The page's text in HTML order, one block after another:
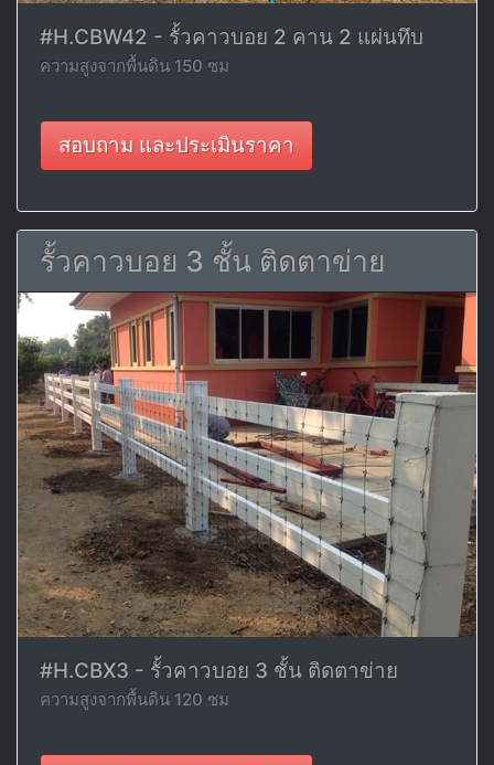
#H.CBW42 - รั้วคาวบอย 2 คาน 2 แผ่นทึบ
ความสูงจากพื้นดิน 150 ซม
สอบถาม และประเมินราคา
รั้วคาวบอย 3 ชั้น ติดตาข่าย
#H.CBX3 - รั้วคาวบอย 3 ชั้น ติดตาข่าย
ความสูงจากพื้นดิน 120 ซม